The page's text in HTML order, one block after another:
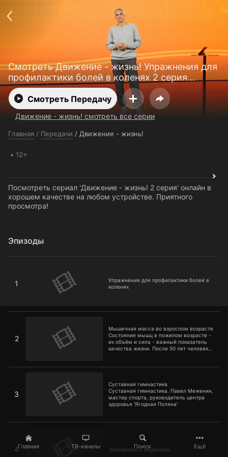
Главная ТВ-каналы Поиск Ещё
Смотреть Движение - жизнь! Упражнения для
профилактики болей в коленях 2 серия
бесплатно
Смотреть Передачу
Движение - жизнь! смотреть все серии
Главная / Передачи / Движение - жизнь!
12+
Посмотреть сериал 'Движение - жизнь! 2 серия' онлайн в
хорошем качестве на любом устройстве. Приятного
просмотра!
Эпизоды
1
Упражнения для профилактики болей в
коленях
2
Мышечная масса во взрослом возрасте
Состояние мышц в пожилом возрасте -
их объём и сила - важный показатель
качества жизни. После 50 лет человек
важно. Сделать это можно с помощью
3
Суставная гимнастика
Суставная гимнастика. Павел Меженин,
мастер спорта, руководитель центра
здоровья 'Ягодная Поляна'
4 Тренировка с медболом
Пользовательское соглашение
Политика конфиденциальности
Для партнёров
Ввести промокод
Установить на ТВ
Бесплатные каналы Контакты